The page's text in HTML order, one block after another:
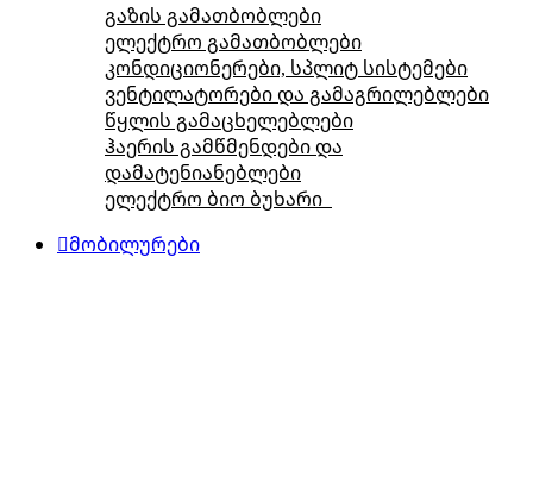
გაზის გამათბობლები
ელექტრო გამათბობლები
კონდიციონერები, სპლიტ სისტემები
ვენტილატორები და გამაგრილებლები
წყლის გამაცხელებლები
ჰაერის გამწმენდები და
დამატენიანებლები
ელექტრო ბიო ბუხარი
მობილურები